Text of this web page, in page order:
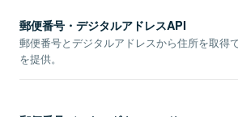
郵便番号・デジタルアドレスAPI
郵便番号とデジタルアドレスから住所を取得
を提供。